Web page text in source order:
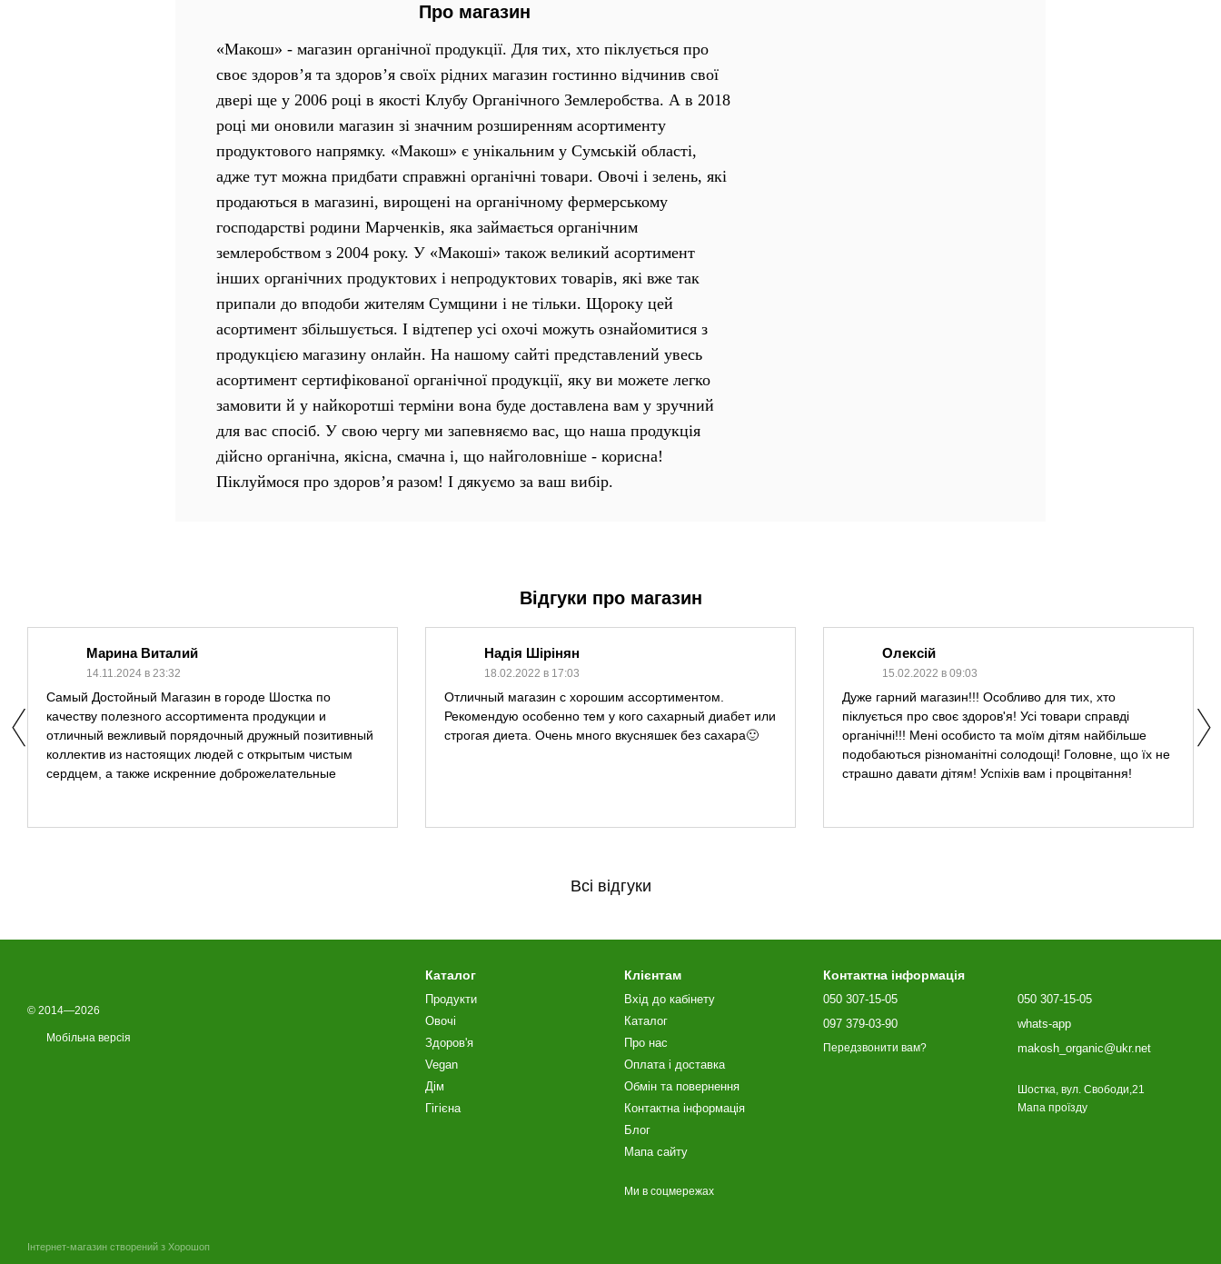
Про магазин
«Макош» - магазин органічної продукції. Для тих, хто піклується про
своє здоров’я та здоров’я своїх рідних магазин гостинно відчинив свої
двері ще у 2006 році в якості Клубу Органічного Землеробства. А в 2018
році ми оновили магазин зі значним розширенням асортименту
продуктового напрямку. «Макош» є унікальним у Сумській області,
адже тут можна придбати справжні органічні товари. Овочі і зелень, які
продаються в магазині, вирощені на органічному фермерському
господарстві родини Марченків, яка займається органічним
землеробством з 2004 року. У «Макоші» також великий асортимент
інших органічних продуктових і непродуктових товарів, які вже так
припали до вподоби жителям Сумщини і не тільки. Щороку цей
асортимент збільшується. І відтепер усі охочі можуть ознайомитися з
продукцією магазину онлайн. На нашому сайті представлений увесь
асортимент сертифікованої органічної продукції, яку ви можете легко
замовити й у найкоротші терміни вона буде доставлена вам у зручний
для вас спосіб. У свою чергу ми запевняємо вас, що наша продукція
дійсно органічна, якісна, смачна і, що найголовніше - корисна!
Піклуймося про здоров’я разом! І дякуємо за ваш вибір.
Відгуки про магазин
Марина Виталий
14.11.2024 в 23:32
Самый Достойный Магазин в городе Шостка по
качеству полезного ассортимента продукции и
отличный вежливый порядочный дружный позитивный
коллектив из настоящих людей с открытым чистым
сердцем, а также искренние доброжелательные
Стоит отметить также замечательную Наталию очень
Надія Шірінян
18.02.2022 в 17:03
Отличный магазин с хорошим ассортиментом.
Рекомендую особенно тем у кого сахарный диабет или
строгая диета. Очень много вкусняшек без сахара🙂
Олексій
15.02.2022 в 09:03
Дуже гарний магазин!!! Особливо для тих, хто
піклується про своє здоров'я! Усі товари справді
органічні!!! Мені особисто та моїм дітям найбільше
подобаються різноманітні солодощі! Головне, що їх не
страшно давати дітям! Успіхів вам і процвітання!
Всі відгуки
© 2014—2026
Мобільна версія
Інтернет-магазин створений з Хорошоп
Каталог
Продукти
Овочі
Здоров'я
Vegan
Дім
Гігієна
Клієнтам
Вхід до кабінету
Каталог
Про нас
Оплата і доставка
Обмін та повернення
Контактна інформація
Блог
Мапа сайту
Ми в соцмережах
Контактна інформація
050 307-15-05
097 379-03-90
Передзвонити вам?
050 307-15-05
whats-app
makosh_organic@ukr.net
Шостка, вул. Свободи,21
Мапа проїзду